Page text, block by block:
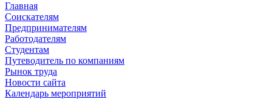
Главная
Соискателям
Предпринимателям
Работодателям
Студентам
Путеводитель по компаниям
Рынок труда
Новости сайта
Календарь мероприятий